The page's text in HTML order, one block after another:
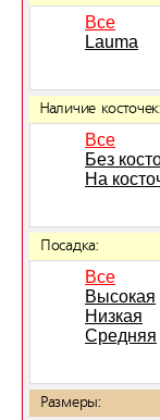
Все
Lauma
Наличие косточек:
Все
Без
На
Посадка:
Все
Высокая
Низкая
Средняя
Размеры: